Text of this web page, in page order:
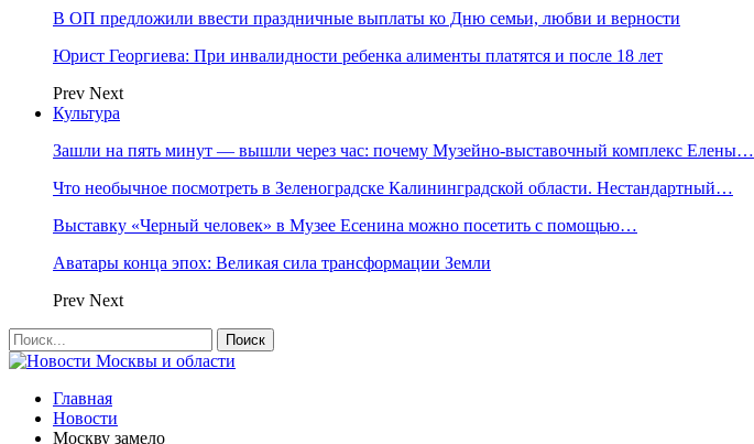
В ОП предложили ввести праздничные выплаты ко Дню семьи, любви и верности
Юрист Георгиева: При инвалидности ребенка алименты платятся и после 18 лет
Prev Next
Культура
Зашли на пять минут — вышли через час: почему Музейно-выставочный комплекс Елены…
Что необычное посмотреть в Зеленоградске Калининградской области. Нестандартный…
Выставку «Черный человек» в Музее Есенина можно посетить с помощью…
Аватары конца эпох: Великая сила трансформации Земли
Prev Next
Главная
Новости
Москву замело